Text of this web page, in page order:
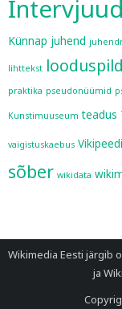
Künnap juhend
lihttekst
praktika pseudonüümid
Kunstimuuseum teadus
vaigistuskaebus
sõber wikidata
Wikimedia Eesti järgib
ja